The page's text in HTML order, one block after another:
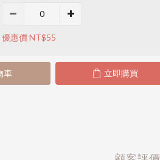
優惠價 NT$55
車 立即購買